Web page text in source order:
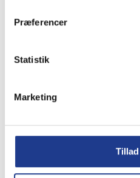
Præferencer
Statistik
Marketingsamme kvalitetskrav
sortiment.
Hvem vælger typisk